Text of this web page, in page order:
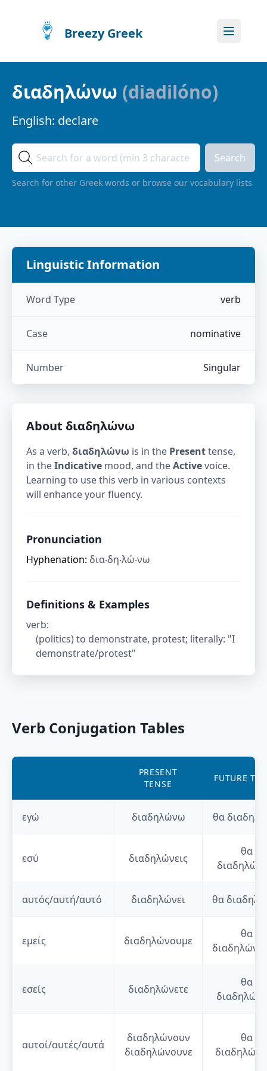
Breezy Greek
διαδηλώνω (diadilóno)
English: declare
Search
Search for other Greek words or browse our vocabulary lists
Linguistic Information
Word Type verb
Case nominative
Number Singular
About διαδηλώνω
As a verb, διαδηλώνω is in the Presenttense,
in theIndicative mood, and theActivevoice.
Learning to use this verb in various contexts
will enhance your fluency.
Pronunciation
Hyphenation: δια‧δη‧λώ‧νω
Definitions & Examples
verb:
(politics) to demonstrate, protest; literally: "I
demonstrate/protest"
Verb Conjugation Tables
PRESENT
TENSE
FUTURE
εγώ διαδηλώνω θα
εσύ διαδηλώνεις
θα
αυτός/αυτή/αυτό διαδηλώνει θα
εμείς διαδηλώνουμε
θα
εσείς διαδηλώνετε
θα
αυτοί/αυτές/αυτά
διαδηλώνουν
διαδηλώνουνε
θα